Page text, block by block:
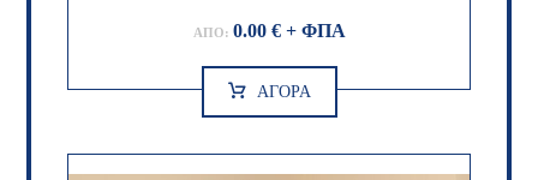
ΑΠΌ: 0.00 €+ ΦΠΑ
ΑΓΟΡΑ